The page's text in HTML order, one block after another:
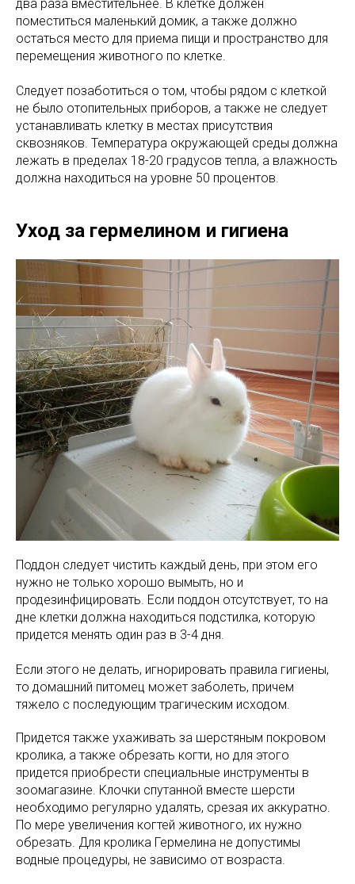
два раза вместительнее. В клетке должен
поместиться маленький домик, а также должно
остаться место для приема пищи и пространство для
перемещения животного по клетке.
Следует позаботиться о том, чтобы рядом с клеткой
не было отопительных приборов, а также не следует
устанавливать клетку в местах присутствия
сквозняков. Температура окружающей среды должна
лежать в пределах 18-20 градусов тепла, а влажность
должна находиться на уровне 50 процентов.
Уход за гермелином и гигиена
Поддон следует чистить каждый день, при этом его
нужно не только хорошо вымыть, но и
продезинфицировать. Если поддон отсутствует, то на
дне клетки должна находиться подстилка, которую
придется менять один раз в 3-4 дня.
Если этого не делать, игнорировать правила гигиены,
то домашний питомец может заболеть, причем
тяжело с последующим трагическим исходом.
Придется также ухаживать за шерстяным покровом
кролика, а также обрезать когти, но для этого
придется приобрести специальные инструменты в
зоомагазине. Клочки спутанной вместе шерсти
необходимо регулярно удалять, срезая их аккуратно.
По мере увеличения когтей животного, их нужно
обрезать. Для кролика Гермелина не допустимы
водные процедуры, не зависимо от возраста.